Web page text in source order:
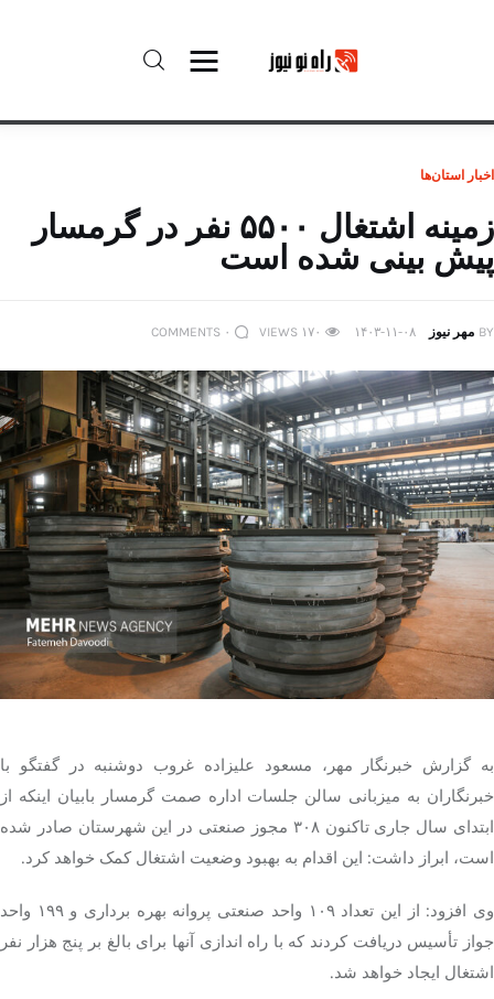
درباره راه‌ نو نیوز
ارتباط با راه‌ نو نیوز
حفظ حریم شخصی
قوانین بازنشر
تبلیغات راه نو نیوز
آوین دیلی
تک کده
پایگاه خبری آبان
خرید موتور ایمپلنت
اخبار استان‌ها
زمینه اشتغال ۵۵۰۰ نفر در گرمسار
پیش بینی شده است
BY مهر نیوز ۱۴۰۳-۱۱-۰۸ ۱۷۰ VIEWS ۰ COMMENTS
به گزارش خبرنگار مهر، مسعود علیزاده غروب دوشنبه در گفتگو با
خبرنگاران به میزبانی سالن جلسات اداره صمت گرمسار بابیان اینکه از
ابتدای سال جاری تاکنون ۳۰۸ مجوز صنعتی در این شهرستان صادر شده
است، ابراز داشت: این اقدام به بهبود وضعیت اشتغال کمک خواهد کرد.
وی افزود: از این تعداد ۱۰۹ واحد صنعتی پروانه بهره برداری و ۱۹۹ واحد
جواز تأسیس دریافت کردند که با راه اندازی آنها برای بالغ بر پنج هزار نفر
اشتغال ایجاد خواهد شد.